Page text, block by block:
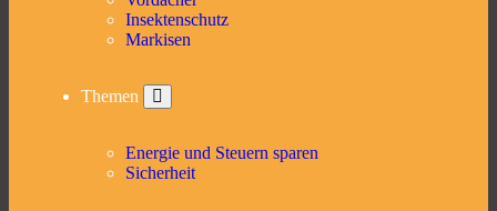
Insektenschutz
Markisen
Themen
Energie und Steuern sparen
Sicherheit